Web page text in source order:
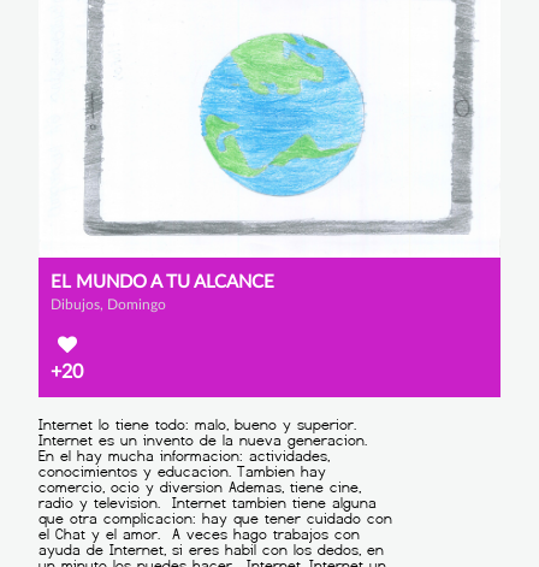
EL MUNDO A TU ALCANCE
Dibujos, Domingo
+20